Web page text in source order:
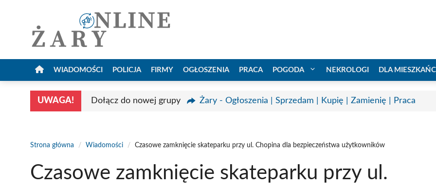
WIADOMOŚCI POLICJA FIRMY OGŁOSZENIA PRACA POGODA NEKROLOGI DLA
UWAGA! Dołącz do nowej grupy Żary - Ogłoszenia | Sprzedam | Kupię | Zamienię | Praca
Strona główna / Wiadomości / Czasowe zamknięcie skateparku przy ul. Chopina dla bezpieczeństwa użytkowników
Czasowe zamknięcie skateparku przy ul.